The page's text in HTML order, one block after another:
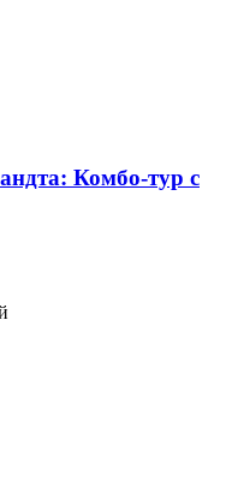
Комбо-тур с